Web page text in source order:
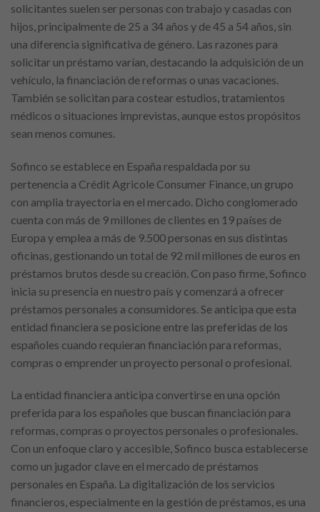
solicitantes suelen ser personas con trabajo y casadas con
hijos, principalmente de 25 a 34 años y de 45 a 54 años, sin
una diferencia significativa de género. Las razones para
solicitar un préstamo varían, destacando la adquisición de un
vehículo, la financiación de reformas o unas vacaciones.
También se solicitan para costear estudios, tratamientos
médicos o situaciones imprevistas, aunque estos propósitos
sean menos comunes.
Sofinco se establece en España respaldada por su
pertenencia a Crédit Agricole Consumer Finance, un grupo
con amplia trayectoria en el mercado. Dicho conglomerado
cuenta con más de 9 millones de clientes en 19 países de
Europa y emplea a más de 9.500 personas en sus distintas
oficinas, gestionando un total de 92 mil millones de euros en
préstamos brutos desde su creación. Con paso firme, Sofinco
inicia su presencia en nuestro país y comenzará a ofrecer
préstamos personales a consumidores. Se anticipa que esta
entidad financiera se posicione entre las preferidas de los
españoles cuando requieran financiación para reformas,
compras o emprender un proyecto personal o profesional.
La entidad financiera anticipa convertirse en una opción
preferida para los españoles que buscan financiación para
reformas, compras o proyectos personales o profesionales.
Con un enfoque claro y accesible, Sofinco busca establecerse
como un jugador clave en el mercado de préstamos
personales en España. La digitalización de los servicios
financieros, especialmente en la gestión de préstamos, es una